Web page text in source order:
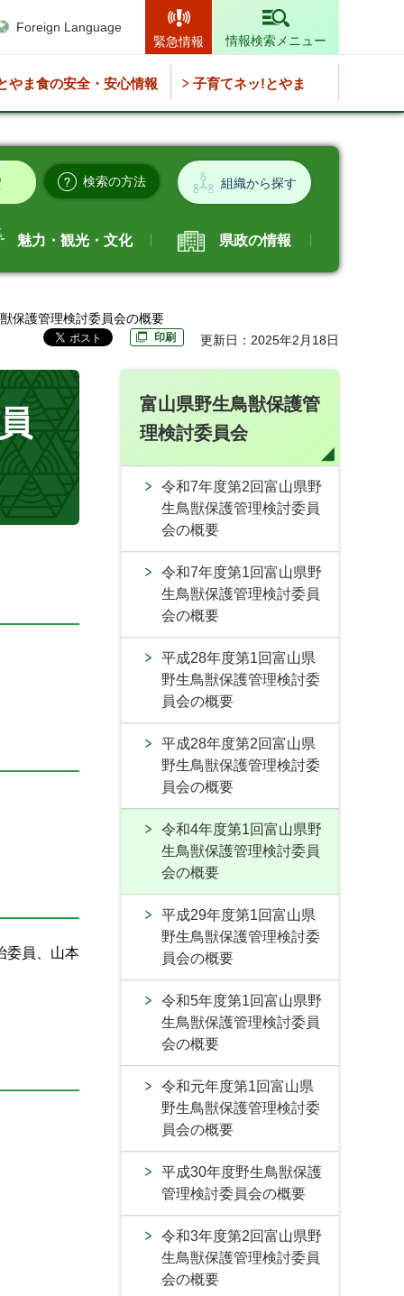
Foreign Language
緊急情報
情報検索メニュー
やま食の安全・安心情報 子育てネッ!とやま
検索の方法 組織から探す
魅力・観光・文化 県政の情報
保護管理検討委員会の概要
印刷 更新日：2025年2月18日
委員、山本
富山県野生鳥獣保護管
理検討委員会
令和7年度第2回富山県野
生鳥獣保護管理検討委員
会の概要
令和7年度第1回富山県野
生鳥獣保護管理検討委員
会の概要
平成28年度第1回富山県
野生鳥獣保護管理検討委
員会の概要
平成28年度第2回富山県
野生鳥獣保護管理検討委
員会の概要
令和4年度第1回富山県野
生鳥獣保護管理検討委員
会の概要
平成29年度第1回富山県
野生鳥獣保護管理検討委
員会の概要
令和5年度第1回富山県野
生鳥獣保護管理検討委員
会の概要
令和元年度第1回富山県
野生鳥獣保護管理検討委
員会の概要
平成30年度野生鳥獣保護
管理検討委員会の概要
令和3年度第2回富山県野
生鳥獣保護管理検討委員
会の概要